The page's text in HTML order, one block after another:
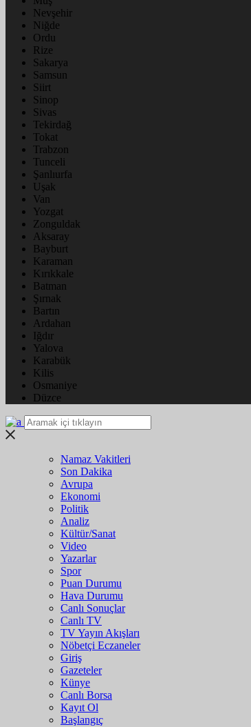
Nevşehir
Niğde
Ordu
Rize
Sakarya
Samsun
Siirt
Sinop
Sivas
Tekirdağ
Tokat
Trabzon
Tunceli
Şanlıurfa
Uşak
Van
Yozgat
Zonguldak
Aksaray
Bayburt
Karaman
Kırıkkale
Batman
Şırnak
Bartın
Ardahan
Iğdır
Yalova
Karabük
Kilis
Osmaniye
Düzce
Namaz Vakitleri
Son Dakika
Avrupa
Ekonomi
Politik
Analiz
Kültür/Sanat
Video
Yazarlar
Spor
Puan Durumu
Hava Durumu
Canlı Sonuçlar
Canlı TV
TV Yayın Akışları
Nöbetçi Eczaneler
Giriş
Gazeteler
Künye
Canlı Borsa
Kayıt Ol
Başlangıç